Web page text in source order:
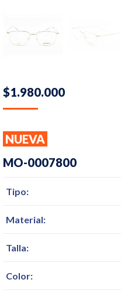
$1.980.000
NUEVA
MO-0007800
Tipo:
Material:
Talla:
Color: